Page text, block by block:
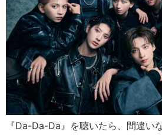
『Da-Da-Da』を聴いたら、間違い